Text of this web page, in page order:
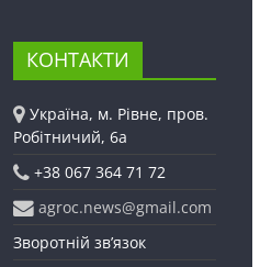
КОНТАКТИ
Україна, м. Рівне, пров.
Робітничий, 6а
+38 067 364 71 72
agroc.news@gmail.com
Зворотній зв’язок